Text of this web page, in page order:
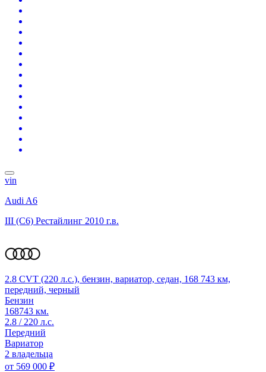
vin
Audi A6
III (C6) Рестайлинг 2010 г.в.
2.8 CVT (220 л.с.), бензин, вариатор, седан, 168 743 км,
передний, черный
Бензин
168743 км.
2.8 / 220 л.с.
Передний
Вариатор
2 владельца
от 569 000 ₽